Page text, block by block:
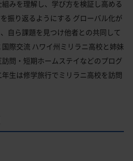
みを理解し、学び方を検証し高める
振り返るようにする グローバル化が
自ら課題を見つけ他者との共同して
際交流 ハワイ州ミリラニ高校と姉妹
問・短期ホームステイなどのプログ
生は修学旅行でミリラニ高校を訪問